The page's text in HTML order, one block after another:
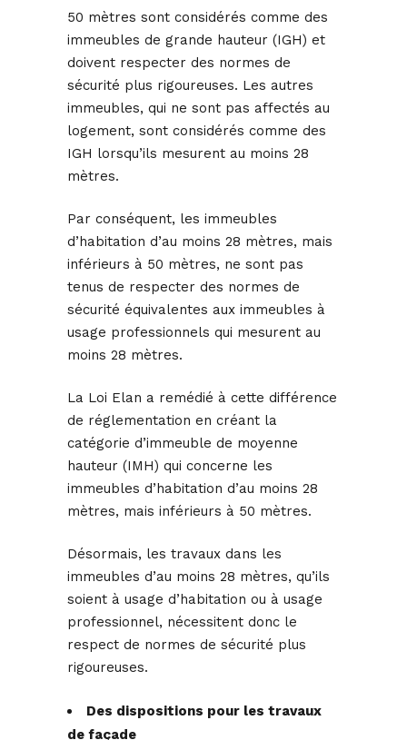
50 mètres sont considérés comme des
immeubles de grande hauteur (IGH) et
doivent respecter des normes de
sécurité plus rigoureuses. Les autres
immeubles, qui ne sont pas affectés au
logement, sont considérés comme des
IGH lorsqu’ils mesurent au moins 28
mètres.
Par conséquent, les immeubles
d’habitation d’au moins 28 mètres, mais
inférieurs à 50 mètres, ne sont pas
tenus de respecter des normes de
sécurité équivalentes aux immeubles à
usage professionnels qui mesurent au
moins 28 mètres.
La Loi Elan a remédié à cette différence
de réglementation en créant la
catégorie d’immeuble de moyenne
hauteur (IMH) qui concerne les
immeubles d’habitation d’au moins 28
mètres, mais inférieurs à 50 mètres.
Désormais, les travaux dans les
immeubles d’au moins 28 mètres, qu’ils
soient à usage d’habitation ou à usage
professionnel, nécessitent donc le
respect de normes de sécurité plus
rigoureuses.
Des dispositions pour les travaux
de façade